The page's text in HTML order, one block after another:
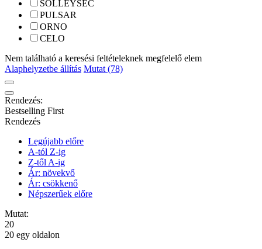
SOLLEYSEC
PULSAR
ORNO
CELO
Nem található a keresési feltételeknek megfelelő elem
Alaphelyzetbe állítás Mutat (78)
Rendezés:
Bestselling First
Rendezés
Legújabb előre
A-tól Z-ig
Z-től A-ig
Ár: növekvő
Ár: csökkenő
Népszerűek előre
Mutat:
20
20 egy oldalon